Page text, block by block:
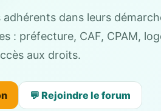
adhérents dans leurs
: préfecture, CAF, CPAM,
aux droits.
💬 Rejoindre le forum